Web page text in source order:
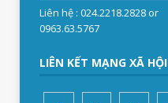
Liên hệ: 024.2218.2828 or
0963.63.5767
LIÊN KẾT MẠNG XÃ HỘI